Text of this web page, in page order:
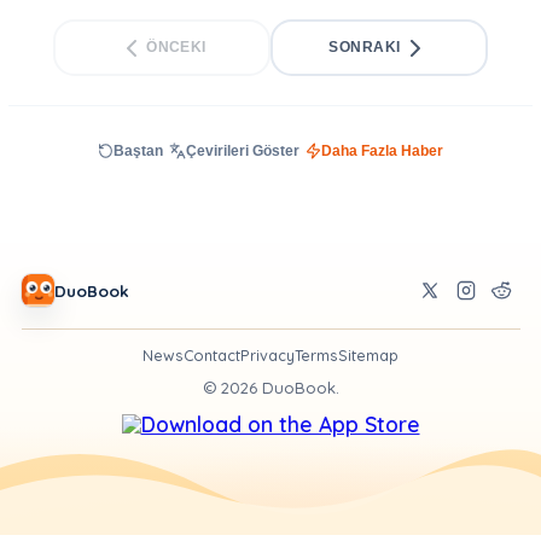
ÖNCEKI SONRAKI
Baştan Çevirileri Göster Daha Fazla Haber
DuoBook
NewsContactPrivacyTermsSitemap
© 2026DuoBook.